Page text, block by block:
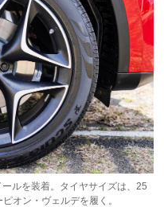
ルを装着。タイヤサイズは、25
オン・ヴェルデを履く。